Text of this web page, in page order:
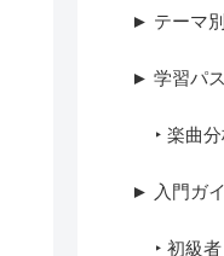
► テーマ
► 学習パス
‣ 楽曲
► 入門ガ
‣ 初級